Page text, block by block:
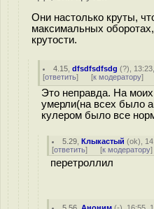
Они настолько круты,
максимальных
крутости.
4.15 ,dfsdfsdfsdg (?),
[ответить] [к модератору]
Это неправда. На
умерли(на всех было
кулером было все
5.29 ,Клыкастый (ok),
[ответить] [к модератору]
перетроллил